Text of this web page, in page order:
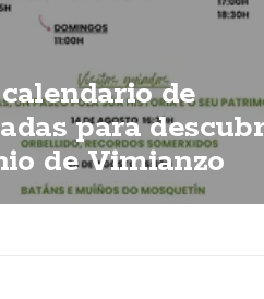
de
para
de Vimianzo